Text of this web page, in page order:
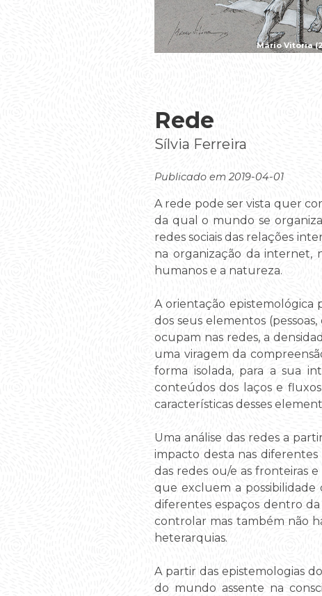
Mário Vitória
Rede
Sílvia Ferreira
Publicado em 2019-04-01
A rede pode ser vista quer
da qual o mundo se
redes sociais das relações
na organização da internet,
humanos e a natureza.
A orientação epistemológica
dos seus elementos
ocupam nas redes, a
uma viragem da
forma isolada, para a sua
conteúdos dos laços e
características desses
Uma análise das redes a
impacto desta nas diferentes
das redes ou/e as fronteiras
que excluem a
diferentes espaços dentro
controlar mas também não
heterarquias.
A partir das epistemologias
do mundo assente na